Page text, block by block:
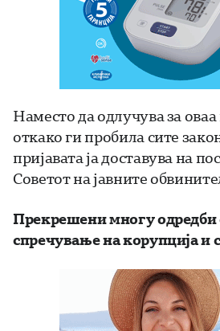
Наместо да одлучува за
откако ги пробила сите
пријавата ја доставува на
Советот на јавните
Прекрешени многу одредби
спречување на корупција и